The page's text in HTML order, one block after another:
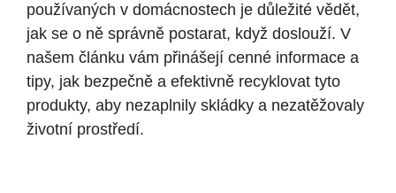
používaných v domácnostech je důležité vědět,
jak se o ně správně postarat, když doslouží. V
našem článku vám přinášejí cenné informace a
tipy, jak bezpečně a efektivně recyklovat tyto
produkty, aby nezaplnily skládky a nezatěžovaly
životní prostředí.